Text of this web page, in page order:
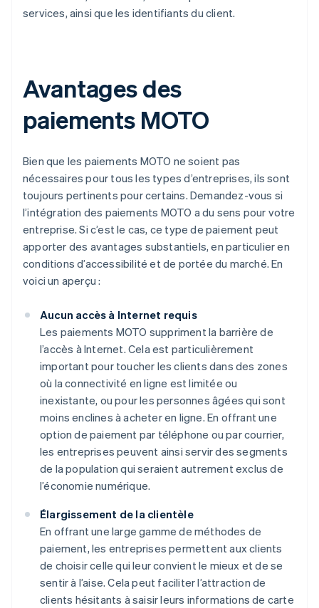
services, ainsi que les identifiants du client.
Avantages des
paiements MOTO
Bien que les paiements MOTO ne soient pas
nécessaires pour tous les types d’entreprises, ils sont
toujours pertinents pour certains. Demandez-vous si
l’intégration des paiements MOTO a du sens pour votre
entreprise. Si c’est le cas, ce type de paiement peut
apporter des avantages substantiels, en particulier en
conditions d’accessibilité et de portée du marché. En
voici un aperçu :
Aucun accès à Internet requis
Les paiements MOTO suppriment la barrière de
l’accès à Internet. Cela est particulièrement
important pour toucher les clients dans des zones
où la connectivité en ligne est limitée ou
inexistante, ou pour les personnes âgées qui sont
moins enclines à acheter en ligne. En offrant une
option de paiement par téléphone ou par courrier,
les entreprises peuvent ainsi servir des segments
de la population qui seraient autrement exclus de
l’économie numérique.
Élargissement de la clientèle
En offrant une large gamme de méthodes de
paiement, les entreprises permettent aux clients
de choisir celle qui leur convient le mieux et de se
sentir à l’aise. Cela peut faciliter l’attraction de
clients hésitants à saisir leurs informations de carte